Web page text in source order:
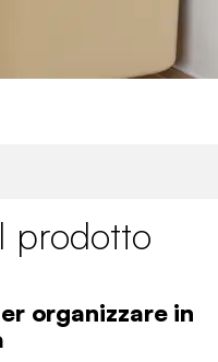
prodotto
organizzare in